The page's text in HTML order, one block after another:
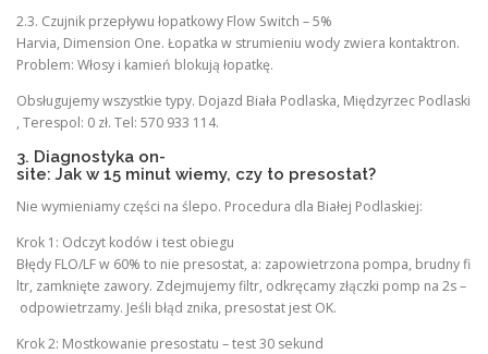
2.3. Czujnik przepływu łopatkowy Flow Switch – 5%
Harvia, Dimension One. Łopatka w strumieniu wody zwiera kontaktron.
Problem: Włosy i kamień blokują łopatkę.
Obsługujemy wszystkie typy. Dojazd Biała Podlaska, Międzyrzec Podlaski
, Terespol: 0 zł. Tel: 570 933 114.
3. Diagnostyka on-
site: Jak w 15 minut wiemy, czy to presostat?
Nie wymieniamy części na ślepo. Procedura dla Białej Podlaskiej:
Krok 1: Odczyt kodów i test obiegu
Błędy FLO/LF w 60% to nie presostat, a: zapowietrzona pompa, brudny fi
ltr, zamknięte zawory. Zdejmujemy filtr, odkręcamy złączki pomp na 2s –
odpowietrzamy. Jeśli błąd znika, presostat jest OK.
Krok 2: Mostkowanie presostatu – test 30 sekund